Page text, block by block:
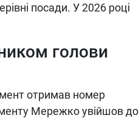
посади. У 2026 році
голови
отримав номер
Мережко увійшов до